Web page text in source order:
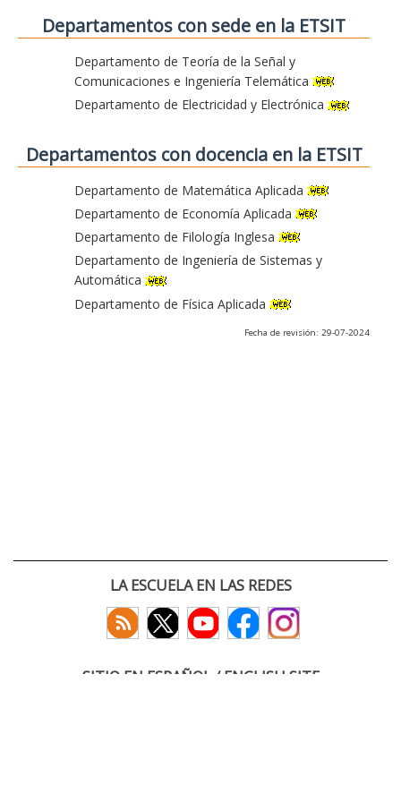
Departamentos con sede en la ETSIT
Departamento de Teoría de la Señal y
Comunicaciones e Ingeniería Telemática
Departamento de Electricidad y Electrónica
Departamentos con docencia en la ETSIT
Departamento de Matemática Aplicada
Departamento de Economía Aplicada
Departamento de Filología Inglesa
Departamento de Ingeniería de Sistemas y
Automática
Departamento de Física Aplicada
Fecha de revisión: 29-07-2024
LA ESCUELA EN LAS REDES
SITIO EN ESPAÑOL / ENGLISH SITE